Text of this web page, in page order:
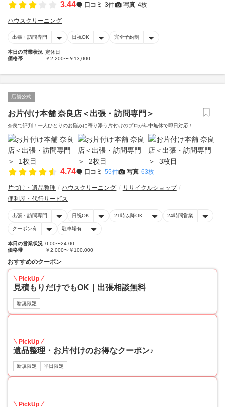
3.44 口コミ 3件 写真 4枚
ハウスクリーニング
出張・訪問専門 日祝OK 完全予約制
本日の営業状況 定休日
価格帯
￥2,200〜￥13,000
店舗公式
お片付け本舗 奈良店＜出張・訪問専門＞
奈良で評判！一人ひとりのお悩みに寄り添う片付けのプロが年中無休で即日対応！
4.74 口コミ 55件 写真 63枚
片づけ・遺品整理 ハウスクリーニング
リサイクルショップ
便利屋・代行サービス
出張・訪問専門 日祝OK 21時以降OK 24時間営業
クーポン有 駐車場有
本日の営業状況 0:00〜24:00
価格帯
￥2,000〜￥100,000
おすすめのクーポン
PickUp
見積もりだけでもOK｜出張相談無料
新規限定
PickUp
遺品整理・お片付けのお得なクーポン♪
新規限定 平日限定
PickUp